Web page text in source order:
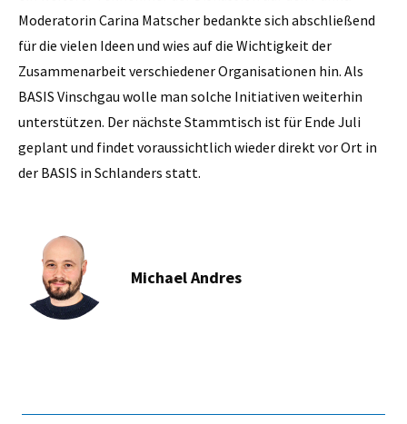
Moderatorin Carina Matscher bedankte sich abschließend
für die vielen Ideen und wies auf die Wichtigkeit der
Zusammenarbeit verschiedener Organisationen hin. Als
BASIS Vinschgau wolle man solche Initiativen weiterhin
unterstützen. Der nächste Stammtisch ist für Ende Juli
geplant und findet voraussichtlich wieder direkt vor Ort in
der BASIS in Schlanders statt.
Michael Andres